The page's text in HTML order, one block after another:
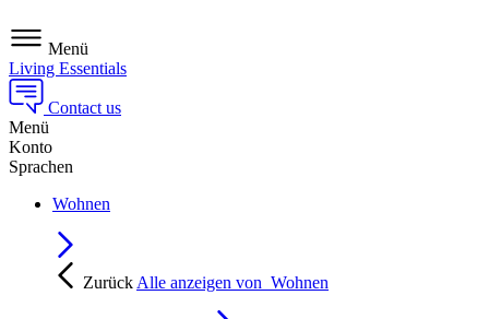
Menü
Living Essentials
Contact us
Menü
Konto
Sprachen
Wohnen
Zurück Alle anzeigen von Wohnen